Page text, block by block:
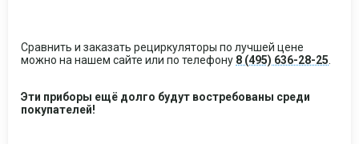
Сравнить и заказать рециркуляторы по лучшей цене
можно на нашем сайте или по телефону 8 (495) 636-28-25
Эти приборы ещё долго будут востребованы среди
покупателей!